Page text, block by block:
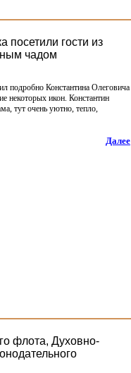
посетили гости из
чадом
подробно Константина Олеговича
некоторых икон. Константин
тут очень уютно, тепло,
Далее
флота, Духовно-